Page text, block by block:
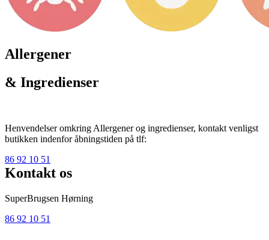
Allergener
& Ingredienser
Henvendelser omkring Allergener og ingredienser, kontakt venligst
butikken indenfor åbningstiden på tlf:
86 92 10 51
Kontakt os
SuperBrugsen Hørning
86 92 10 51